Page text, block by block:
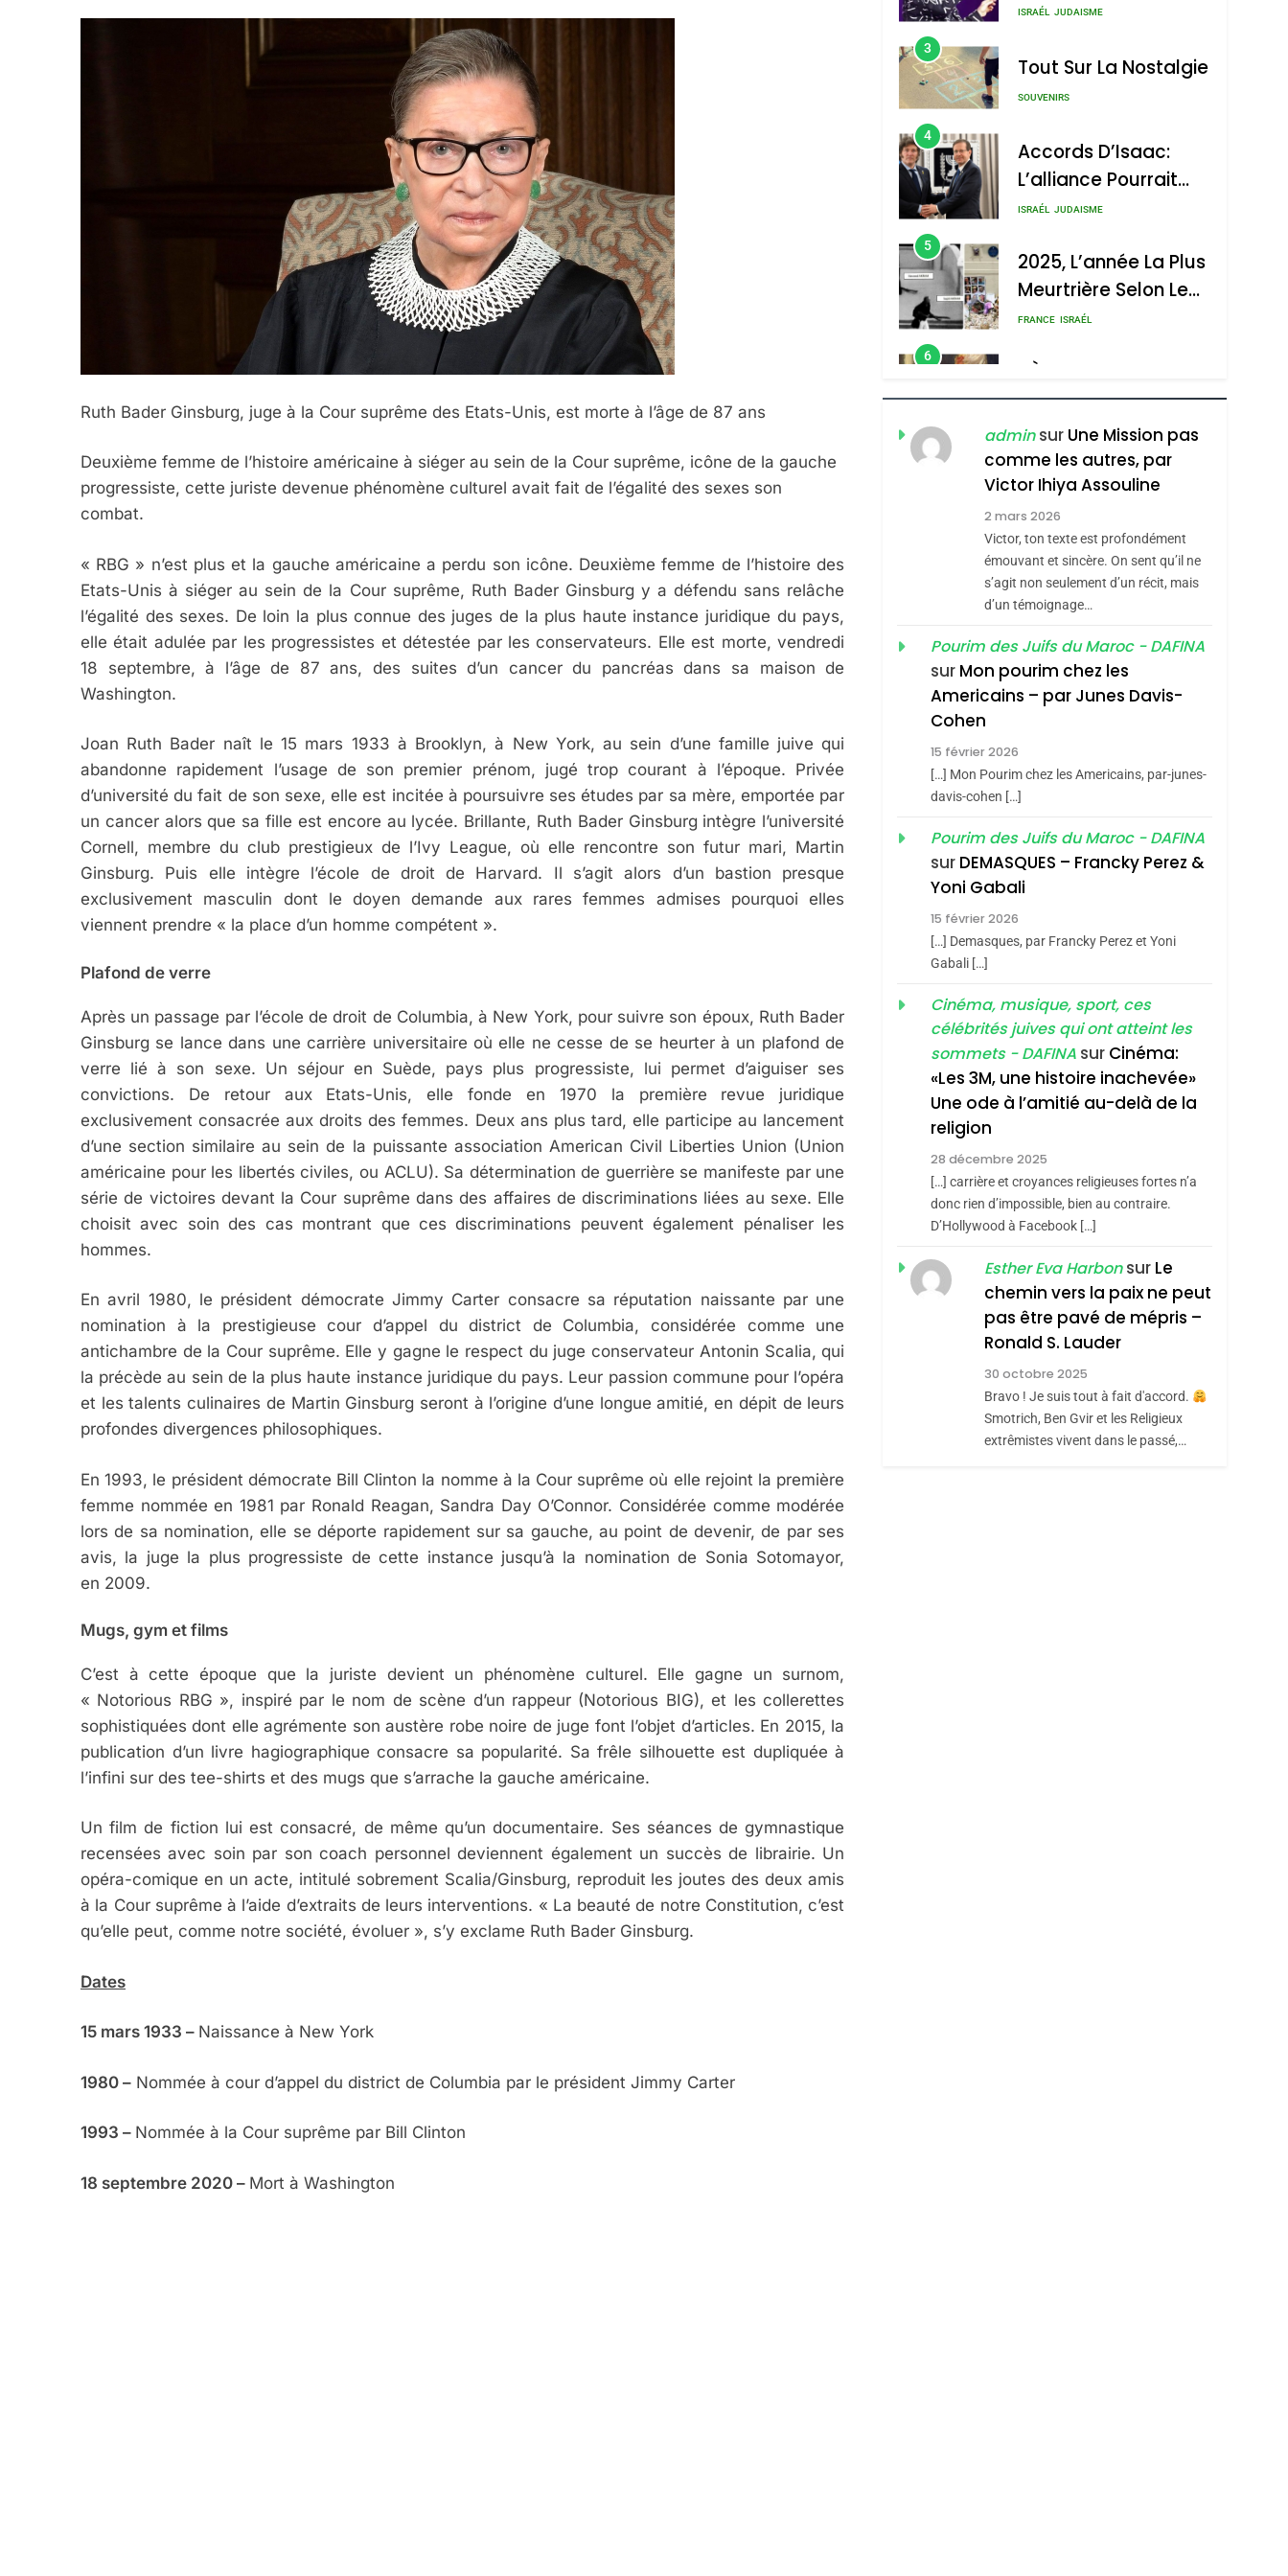
Ruth Bader Ginsburg, juge à la Cour suprême des Etats-Unis, est morte à l’âge de 87 ans
Deuxième femme de l’histoire américaine à siéger au sein de la Cour suprême, icône de la gauche
progressiste, cette juriste devenue phénomène culturel avait fait de l’égalité des sexes son
combat.
« RBG » n’est plus et la gauche américaine a perdu son icône. Deuxième femme de l’histoire des
Etats-Unis à siéger au sein de la Cour suprême, Ruth Bader Ginsburg y a défendu sans relâche
l’égalité des sexes. De loin la plus connue des juges de la plus haute instance juridique du pays,
elle était adulée par les progressistes et détestée par les conservateurs. Elle est morte, vendredi
18 septembre, à l’âge de 87 ans, des suites d’un cancer du pancréas dans sa maison de
Washington.
Joan Ruth Bader naît le 15 mars 1933 à Brooklyn, à New York, au sein d’une famille juive qui
abandonne rapidement l’usage de son premier prénom, jugé trop courant à l’époque. Privée
d’université du fait de son sexe, elle est incitée à poursuivre ses études par sa mère, emportée par
un cancer alors que sa fille est encore au lycée. Brillante, Ruth Bader Ginsburg intègre l’université
Cornell, membre du club prestigieux de l’Ivy League, où elle rencontre son futur mari, Martin
Ginsburg. Puis elle intègre l’école de droit de Harvard. Il s’agit alors d’un bastion presque
exclusivement masculin dont le doyen demande aux rares femmes admises pourquoi elles
viennent prendre « la place d’un homme compétent ».
Plafond de verre
Après un passage par l’école de droit de Columbia, à New York, pour suivre son époux, Ruth Bader
Ginsburg se lance dans une carrière universitaire où elle ne cesse de se heurter à un plafond de
verre lié à son sexe. Un séjour en Suède, pays plus progressiste, lui permet d’aiguiser ses
convictions. De retour aux Etats-Unis, elle fonde en 1970 la première revue juridique
exclusivement consacrée aux droits des femmes. Deux ans plus tard, elle participe au lancement
d’une section similaire au sein de la puissante association American Civil Liberties Union (Union
américaine pour les libertés civiles, ou ACLU). Sa détermination de guerrière se manifeste par une
série de victoires devant la Cour suprême dans des affaires de discriminations liées au sexe. Elle
choisit avec soin des cas montrant que ces discriminations peuvent également pénaliser les
hommes.
En avril 1980, le président démocrate Jimmy Carter consacre sa réputation naissante par une
nomination à la prestigieuse cour d’appel du district de Columbia, considérée comme une
antichambre de la Cour suprême. Elle y gagne le respect du juge conservateur Antonin Scalia, qui
la précède au sein de la plus haute instance juridique du pays. Leur passion commune pour l’opéra
et les talents culinaires de Martin Ginsburg seront à l’origine d’une longue amitié, en dépit de leurs
profondes divergences philosophiques.
En 1993, le président démocrate Bill Clinton la nomme à la Cour suprême où elle rejoint la première
femme nommée en 1981 par Ronald Reagan, Sandra Day O’Connor. Considérée comme modérée
lors de sa nomination, elle se déporte rapidement sur sa gauche, au point de devenir, de par ses
avis, la juge la plus progressiste de cette instance jusqu’à la nomination de Sonia Sotomayor,
en 2009.
Mugs, gym et films
C’est à cette époque que la juriste devient un phénomène culturel. Elle gagne un surnom,
« Notorious RBG », inspiré par le nom de scène d’un rappeur (Notorious BIG), et les collerettes
sophistiquées dont elle agrémente son austère robe noire de juge font l’objet d’articles. En 2015, la
publication d’un livre hagiographique consacre sa popularité. Sa frêle silhouette est dupliquée à
l’infini sur des tee-shirts et des mugs que s’arrache la gauche américaine.
Un film de fiction lui est consacré, de même qu’un documentaire. Ses séances de gymnastique
recensées avec soin par son coach personnel deviennent également un succès de librairie. Un
opéra-comique en un acte, intitulé sobrement Scalia/Ginsburg, reproduit les joutes des deux amis
à la Cour suprême à l’aide d’extraits de leurs interventions. « La beauté de notre Constitution, c’est
qu’elle peut, comme notre société, évoluer », s’y exclame Ruth Bader Ginsburg.
Dates
15 mars 1933 – Naissance à New York
1980 – Nommée à cour d’appel du district de Columbia par le président Jimmy Carter
1993 – Nommée à la Cour suprême par Bill Clinton
18 septembre 2020 – Mort à Washington
Nouvelle Chanson De
ISRAÉL JUDAISME
3
Tout Sur La Nostalgie
SOUVENIRS
4
Accords D’Isaac:
L’alliance Pourrait
S’étendre À 13 Pays
ISRAÉL JUDAISME
5
2025, L’année La Plus
Meurtrière Selon Le
Rapport D’ADL
FRANCE ISRAÉL
6
FIÈRE, DIGNE ET
RÉSILIENTE :
POURQUOI JE
REVENDIQUE MA
JUDAÏTE Par Thérèse
Zrihen-Dvir
ISRAÉL JUDAISME
CE QUI NOUS
MANQUE – Jacques
Hadida
JUDAISME
Maroc : Les Amandes
De Tafraout, Le Miel
De Tadla Azilal
Consacrés Produits
Du Terroir
DAFINA MAROC
Oeil Ravageur –
2
Dis Guerre»: La
Nouvelle Chanson De
Boy George
ISRAÉL JUDAISME
Accords D’Isaac:
L’alliance Pourrait
S’étendre À 13 Pays
D’Amérique Latine
ISRAÉL JUDAISME
5
Meurtrière Selon Le
Rapport D’ADL
Contre
L’antisémitisme
FRANCE ISRAÉL
FIÈRE, DIGNE ET
RÉSILIENTE :
POURQUOI JE
REVENDIQUE MA
JUDAÏTE Par Thérèse
Zrihen-Dvir
ISRAÉL JUDAISME
CE QUI NOUS
MANQUE – Jacques
Hadida
JUDAISME
Maroc : Les Amandes
adminsur Une Mission pas
comme les autres, par
Victor Ihiya Assouline
2 mars 2026
Victor, ton texte est profondément
émouvant et sincère. On sent qu’il ne
s’agit non seulement d’un récit, mais
d’un témoignage…
Pourim des Juifs du Maroc - DAFINA
sur Mon pourim chez les
Americains – par Junes Davis-
Cohen
15 février 2026
[…] Mon Pourim chez les Americains, par-junes-
davis-cohen […]
Pourim des Juifs du Maroc - DAFINA
sur DEMASQUES – Francky Perez &
Yoni Gabali
15 février 2026
[…] Demasques, par Francky Perez et Yoni
Gabali […]
Cinéma, musique, sport, ces
célébrités juives qui ont atteint les
sommets - DAFINA sur Cinéma:
«Les 3M, une histoire inachevée»
Une ode à l’amitié au-delà de la
religion
28 décembre 2025
[…] carrière et croyances religieuses fortes n’a
donc rien d’impossible, bien au contraire.
D’Hollywood à Facebook […]
Esther Eva Harbonsur Le
chemin vers la paix ne peut
pas être pavé de mépris –
Ronald S. Lauder
30 octobre 2025
Bravo ! Je suis tout à fait d'accord.
Smotrich, Ben Gvir et les Religieux
extrêmistes vivent dans le passé,…